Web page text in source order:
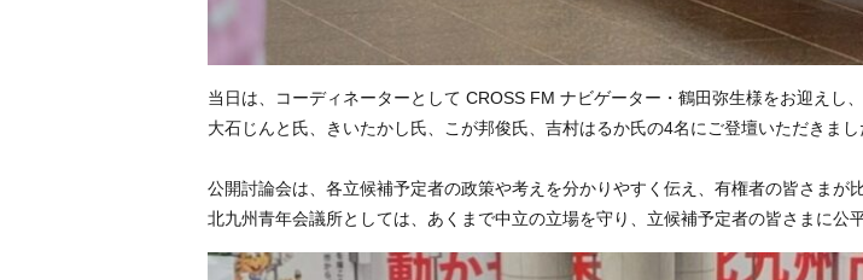
当日は、コーディネーターとして CROSS FM ナビゲーター・鶴田弥生様をお迎えし、
大石じんと氏、きいたかし氏、こが邦俊氏、吉村はるか氏の4名にご登壇いただきまし
公開討論会は、各立候補予定者の政策や考えを分かりやすく伝え、有権者の皆さまが
北九州青年会議所としては、あくまで中立の立場を守り、立候補予定者の皆さまに公